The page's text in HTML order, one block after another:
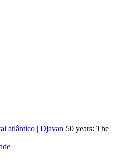
atlântico | Djavan 50 years: The